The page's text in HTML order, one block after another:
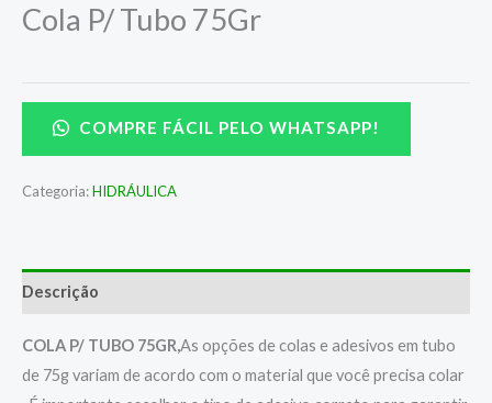
Cola P/ Tubo 75Gr
COMPRE FÁCIL PELO WHATSAPP!
Categoria:HIDRÁULICA
Descrição
COLA P/ TUBO 75GR,As opções de colas e adesivos em tubo
de 75g variam de acordo com o material que você precisa colar